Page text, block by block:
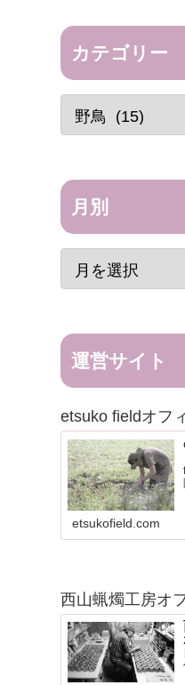
カテゴリー
月別
運営サイト
etsuko fieldオフ
etsukofield.com
西山蝋燭工房オ